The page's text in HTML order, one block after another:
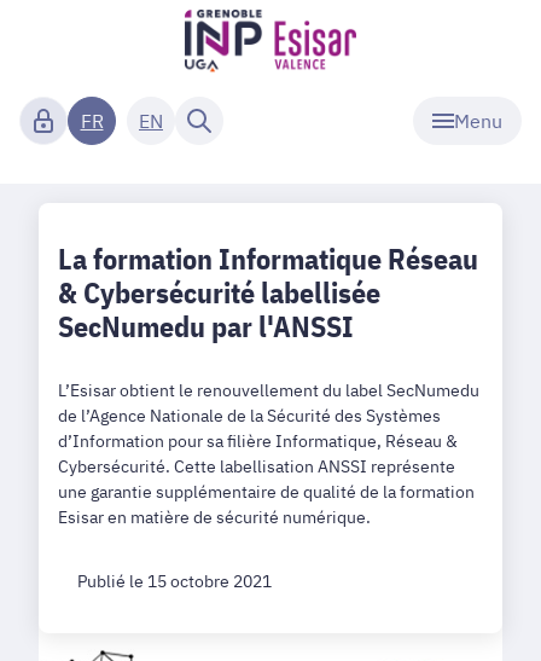
Menu
FR EN
La formation Informatique Réseau
& Cybersécurité labellisée
SecNumedu par l'ANSSI
L’Esisar obtient le renouvellement du label SecNumedu
de l’Agence Nationale de la Sécurité des Systèmes
d’Information pour sa filière Informatique, Réseau &
Cybersécurité. Cette labellisation ANSSI représente
une garantie supplémentaire de qualité de la formation
Esisar en matière de sécurité numérique.
Publié le 15 octobre 2021